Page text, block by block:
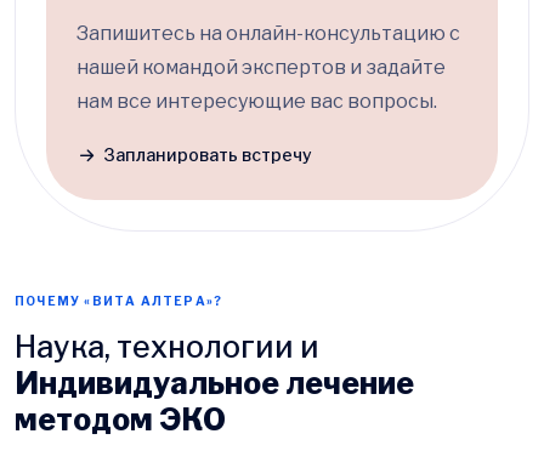
Запишитесь на онлайн-консультацию с
нашей командой экспертов и задайте
нам все интересующие вас вопросы.
Запланировать встречу
ПОЧЕМУ «ВИТА АЛТЕРА»?
Наука, технологии и
Индивидуальное лечение
методом ЭКО